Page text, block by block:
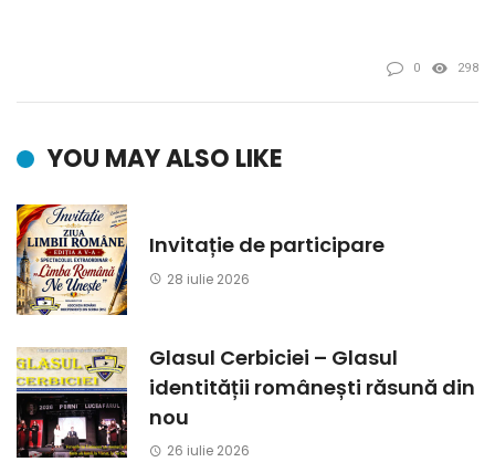
0 298
YOU MAY ALSO LIKE
Invitație de participare
28 iulie 2026
Glasul Cerbiciei – Glasul
identității românești răsună din
nou
26 iulie 2026